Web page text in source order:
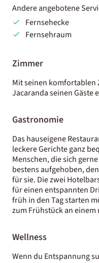
Andere angebotene
Fernsehecke
Fernsehraum
Zimmer
Mit seinen komfortablen
Jacaranda seinen Gäste
Gastronomie
Das hauseigene
leckere Gerichte ganz
Menschen, die sich
bestens aufgehoben,
für sie. Die zwei
für einen entspannten
früh in den Tag starten
zum Frühstück an
Wellness
Wenn du Entspannung